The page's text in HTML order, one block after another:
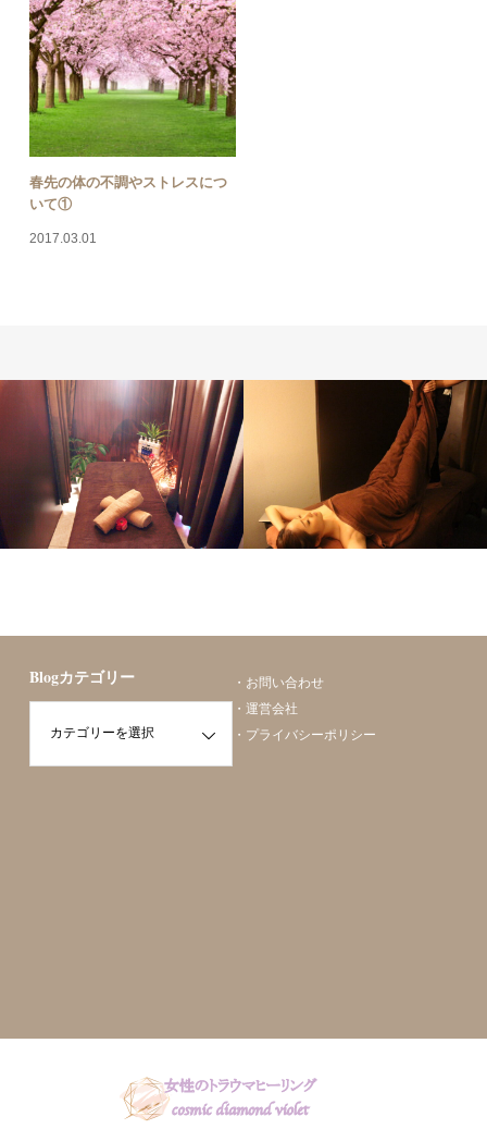
春先の体の不調やストレスにつ
いて①
2017.03.01
サロン情報
Blogカテゴリー ・ お問い合わせ
・ 運営会社
・ プライバシーポリシー